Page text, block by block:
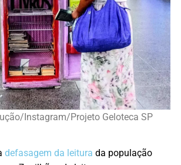
Instagram/Projeto Geloteca SP
defasagem da leitura da população